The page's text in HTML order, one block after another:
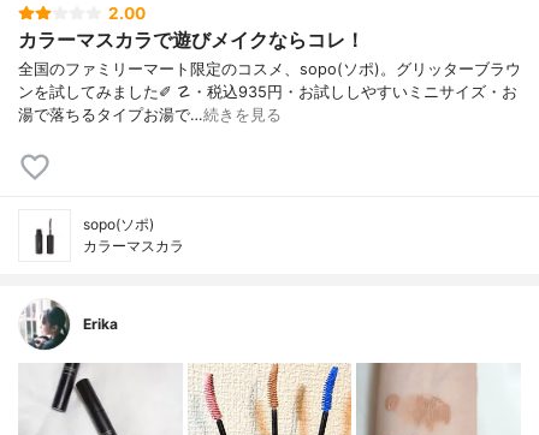
2.00
カラーマスカラで遊びメイクならコレ！
全国のファミリーマート限定のコスメ、sopo(ソポ)。グリッターブラウ
ンを試してみました✐ ☡・税込935円・お試ししやすいミニサイズ・お
湯で落ちるタイプお湯で…続きを見る
sopo(ソポ)
カラーマスカラ
Erika